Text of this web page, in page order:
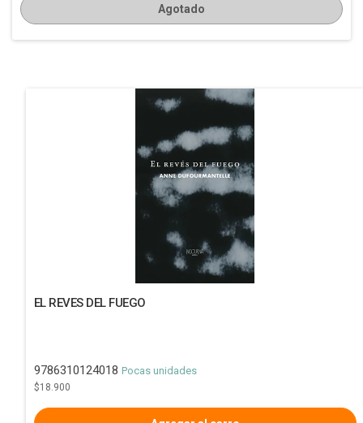
Agotado
EL REVES DEL FUEGO
9786310124018 Pocas unidades
$18.900